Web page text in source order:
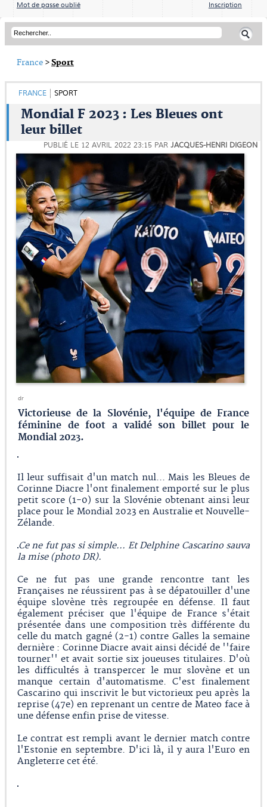
Mot de passe oublié Inscription
France >Sport
FRANCE SPORT
Mondial F 2023 : Les Bleues ont
leur billet
PUBLIÉ LE 12 AVRIL 2022 23:15 PAR JACQUES-HENRI DIGEON
dr
Victorieuse de la Slovénie, l'équipe de France
féminine de foot a validé son billet pour le
Mondial 2023.
Il leur suffisait d'un match nul... Mais les Bleues de
Corinne Diacre l'ont finalement emporté sur le plus
petit score (1-0) sur la Slovénie obtenant ainsi leur
place pour le Mondial 2023 en Australie et Nouvelle-
Zélande.
Ce ne fut pas si simple... Et Delphine Cascarino sauva
la mise (photo DR).
Ce ne fut pas une grande rencontre tant les
Françaises ne réussirent pas à se dépatouiller d'une
équipe slovène très regroupée en défense. Il faut
également préciser que l'équipe de France s'était
présentée dans une composition très différente du
celle du match gagné (2-1) contre Galles la semaine
dernière : Corinne Diacre avait ainsi décidé de ''faire
tourner'' et avait sortie six joueuses titulaires. D'où
les difficultés à transpercer le mur slovène et un
manque certain d'automatisme. C'est finalement
Cascarino qui inscrivit le but victorieux peu après la
reprise (47e) en reprenant un centre de Mateo face à
une défense enfin prise de vitesse.
Le contrat est rempli avant le dernier match contre
l'Estonie en septembre. D'ici là, il y aura l'Euro en
Angleterre cet été.